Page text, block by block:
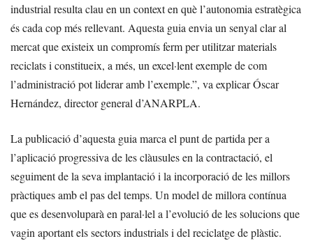
industrial resulta clau en un context en què l’autonomia estratègica
és cada cop més rellevant. Aquesta guia envia un senyal clar al
mercat que existeix un compromís ferm per utilitzar materials
reciclats i constitueix, a més, un excel·lent exemple de com
l’administració pot liderar amb l’exemple.”, va explicar Óscar
Hernández, director general d’ANARPLA.
La publicació d’aquesta guia marca el punt de partida per a
l’aplicació progressiva de les clàusules en la contractació, el
seguiment de la seva implantació i la incorporació de les millors
pràctiques amb el pas del temps. Un model de millora contínua
que es desenvoluparà en paral·lel a l’evolució de les solucions que
vagin aportant els sectors industrials i del reciclatge de plàstic.